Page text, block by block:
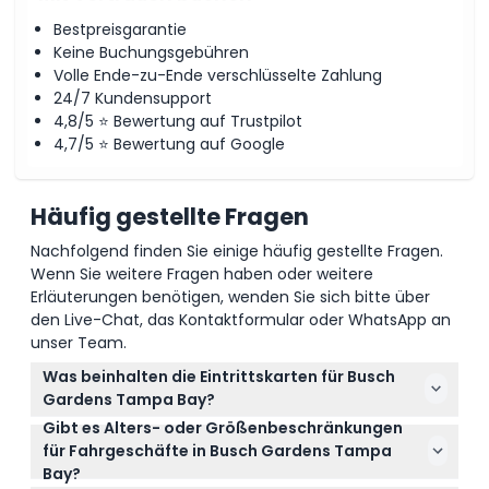
So lösen Sie ein
Stornierungsbedingungen
Bestpreisgarantie
Keine Buchungsgebühren
Volle Ende-zu-Ende verschlüsselte Zahlung
24/7 Kundensupport
4,8/5 ⭐ Bewertung auf Trustpilot
4,7/5 ⭐ Bewertung auf Google
Häufig gestellte Fragen
Nachfolgend finden Sie einige häufig gestellte Fragen.
Wenn Sie weitere Fragen haben oder weitere
Erläuterungen benötigen, wenden Sie sich bitte über
den Live-Chat, das Kontaktformular oder WhatsApp an
unser Team.
Was beinhalten die Eintrittskarten für Busch
Gardens Tampa Bay?
Ihr Einzeltages-Ticket gewährt vollen Zugang zu
allen Fahrgeschäften, Liveshows und über 200
Tiergehegen im gesamten Park sowie ein mobiles
Gibt es Alters- oder Größenbeschränkungen
für Fahrgeschäfte in Busch Gardens Tampa
Bay?